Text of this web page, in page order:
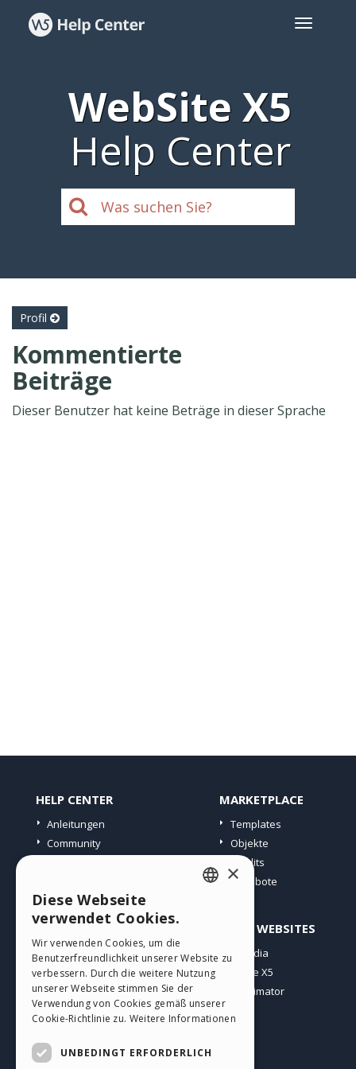
WebSite X5
Help Center
Profil
Kommentierte
Beiträge
Dieser Benutzer hat keine Beträge in dieser Sprache
HELP CENTER
Anleitungen
Community
MARKETPLACE
Templates
Objekte
Credits
Angebote
PROFIL
Meine Beiträge
Meine Lizenz
Download
Webhosting
ANDERE WEBSITES
Incomedia
WebSite X5
WebAnimator
GERMAN
SPANISH
PORTUGUESE
×
Diese Webseite
verwendet Cookies.
Wir verwenden Cookies, um die
Benutzerfreundlichkeit unserer Website zu
verbessern. Durch die weitere Nutzung
unserer Webseite stimmen Sie der
Verwendung von Cookies gemäß unserer
Cookie-Richtlinie zu. Weitere Informationen
UNBEDINGT ERFORDERLICH